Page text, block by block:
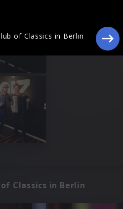
Classics in Berlin
of Classics in Berlin